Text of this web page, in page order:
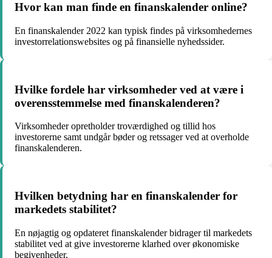
Hvor kan man finde en finanskalender online?
En finanskalender 2022 kan typisk findes på virksomhedernes
investorrelationswebsites og på finansielle nyhedssider.
Hvilke fordele har virksomheder ved at være i
overensstemmelse med finanskalenderen?
Virksomheder opretholder troværdighed og tillid hos
investorerne samt undgår bøder og retssager ved at overholde
finanskalenderen.
Hvilken betydning har en finanskalender for
markedets stabilitet?
En nøjagtig og opdateret finanskalender bidrager til markedets
stabilitet ved at give investorerne klarhed over økonomiske
begivenheder.